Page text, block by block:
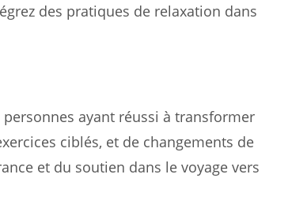
des pratiques de relaxation dans
ayant réussi à transformer
ciblés, et de changements de
et du soutien dans le voyage vers